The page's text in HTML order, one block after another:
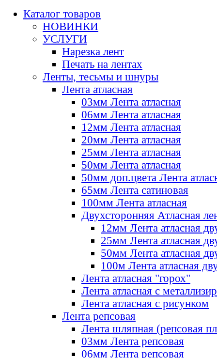
Каталог товаров
НОВИНКИ
УСЛУГИ
Нарезка лент
Печать на лентах
Ленты, тесьмы и шнуры
Лента атласная
03мм Лента атласная
06мм Лента атласная
12мм Лента атласная
20мм Лента атласная
25мм Лента атласная
50мм Лента атласная
50мм доп.цвета Лента
65мм Лента сатиновая
100мм Лента атласная
Двухсторонняя Атласная
12мм Лента атласная
25мм Лента атласная
50мм Лента атласная
100м Лента атласная
Лента атласная "горох"
Лента атласная с
Лента атласная с рисунком
Лента репсовая
Лента шляпная (репсовая
03мм Лента репсовая
06мм Лента репсовая